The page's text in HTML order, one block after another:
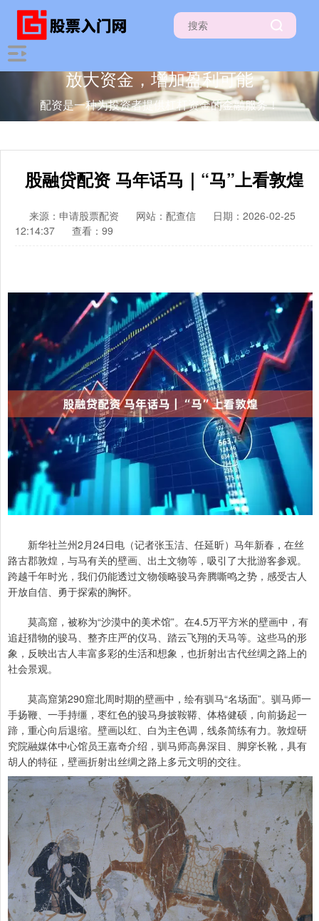
放大资金，增加盈利可能
配资是一种为投资者提供杠杆资金的金融服务！
股融贷配资 马年话马｜“马”上看敦煌
来源：申请股票配资 网站：配查信
日期：2026-02-25
12:14:37
查看：99
新华社兰州2月24日电（记者张玉洁、任延昕）马年新春，在丝
路古郡敦煌，与马有关的壁画、出土文物等，吸引了大批游客参观。
跨越千年时光，我们仍能透过文物领略骏马奔腾嘶鸣之势，感受古人
开放自信、勇于探索的胸怀。
莫高窟，被称为“沙漠中的美术馆”。在4.5万平方米的壁画中，有
追赶猎物的骏马、整齐庄严的仪马、踏云飞翔的天马等。这些马的形
象，反映出古人丰富多彩的生活和想象，也折射出古代丝绸之路上的
社会景观。
莫高窟第290窟北周时期的壁画中，绘有驯马“名场面”。驯马师一
手扬鞭、一手持缰，枣红色的骏马身披鞍鞯、体格健硕，向前扬起一
蹄，重心向后退缩。壁画以红、白为主色调，线条简练有力。敦煌研
究院融媒体中心馆员王嘉奇介绍，驯马师高鼻深目、脚穿长靴，具有
胡人的特征，壁画折射出丝绸之路上多元文明的交往。